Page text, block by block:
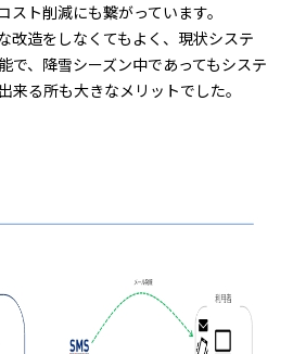
ト削減にも繋がっています。
改造をしなくてもよく、現状システ
で、降雪シーズン中であってもシステ
来る所も大きなメリットでした。